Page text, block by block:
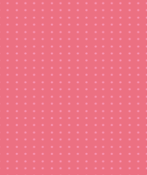
写真枚数固定